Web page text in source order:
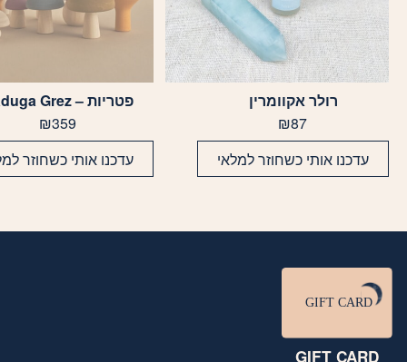
רולר אקוומרין
₪87
עדכנו אותי כשחוזר למלאי
פטריות – Raduga Grez
₪359
עדכנו אותי כשחוזר
GIFT CARD